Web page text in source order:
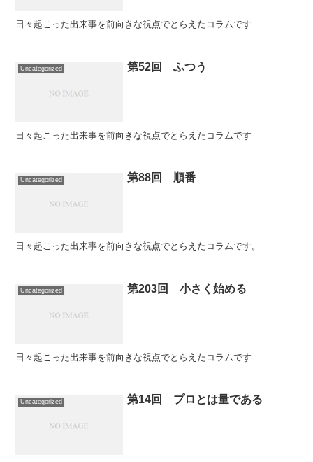
日々起こった出来事を前向きな視点でとらえたコラムです
Uncategorized 第52回 ふつう
日々起こった出来事を前向きな視点でとらえたコラムです
Uncategorized 第88回 順番
日々起こった出来事を前向きな視点でとらえたコラムです。
Uncategorized 第203回 小さく始める
日々起こった出来事を前向きな視点でとらえたコラムです
Uncategorized 第14回 プロとは量である